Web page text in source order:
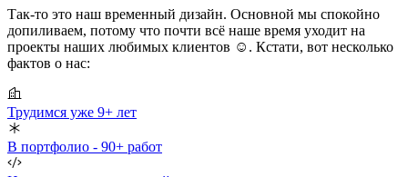
Так-то это наш временный дизайн. Основной мы спокойно
допиливаем, потому что почти всё наше время уходит на
проекты наших любимых клиентов ☺️. Кстати, вот несколько
фактов о нас:
Трудимся уже 9+ лет
В портфолио - 90+ работ